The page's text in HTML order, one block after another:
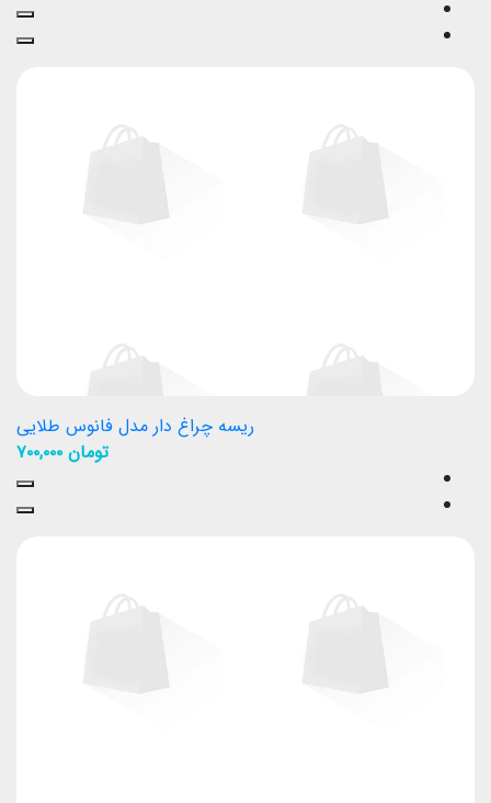
ریسه چراغ دار مدل فانوس طلایی
تومان